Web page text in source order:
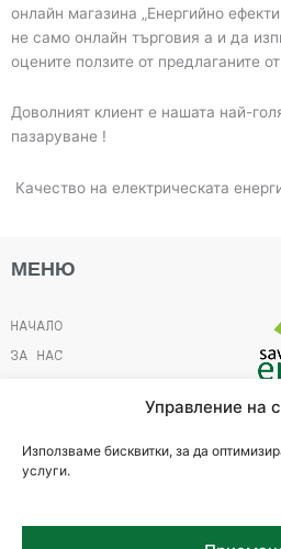
Управление на
Използваме бисквитки, за да
услуги.
онлайн магазина „Енергийно
не само онлайн търговия а и да
оцените ползите от предлаганите
Доволният клиент е нашата най-
пазаруване !
Качество на електрическата
МЕНЮ
НАЧАЛО
ЗА НАС
ИЗГОДНО И ПОЛЕЗНО
КОНТАКТИ